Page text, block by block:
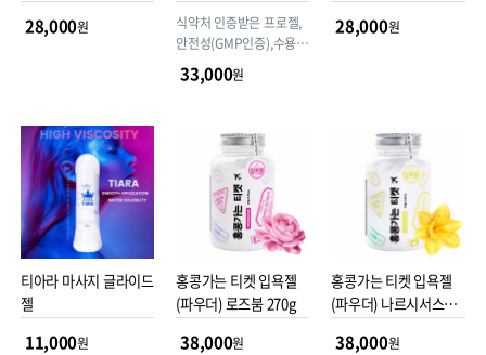
28,000원
식약처 인증받은 프로젤,
안전성(GMP인증),수용성
100%
33,000원
28,000원
티아라 마사지 글라이드
젤
11,000원
홍콩가는 티켓 입욕젤
(파우더) 로즈붐 270g
38,000원
홍콩가는 티켓 입욕젤
(파우더) 나르시서스
38,000원